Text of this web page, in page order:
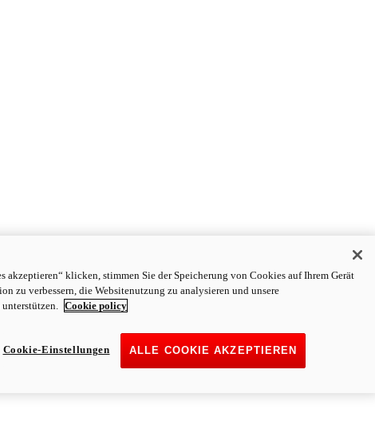
akzeptieren“ klicken, stimmen Sie der Speicherung von Cookies auf Ihrem Gerät
zu verbessern, die Websitenutzung zu analysieren und unsere
Cookie policy
ALLE COOKIE AKZEPTIEREN
Cookie-Einstellungen